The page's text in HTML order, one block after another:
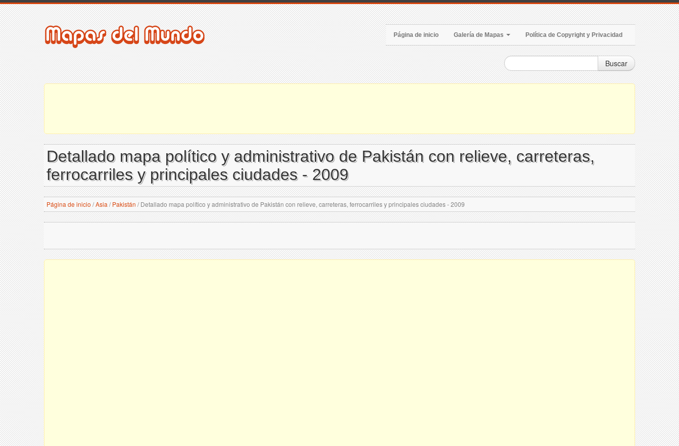
Página de inicio Galería de Mapas Política de Copyright y Privacidad
Buscar
Detallado mapa político y administrativo de Pakistán con relieve, carreteras,
ferrocarriles y principales ciudades - 2009
Página de inicio /Asia / Pakistán /Detallado mapa político y administrativo de Pakistán con relieve, carreteras, ferrocarriles y principales ciudades - 2009